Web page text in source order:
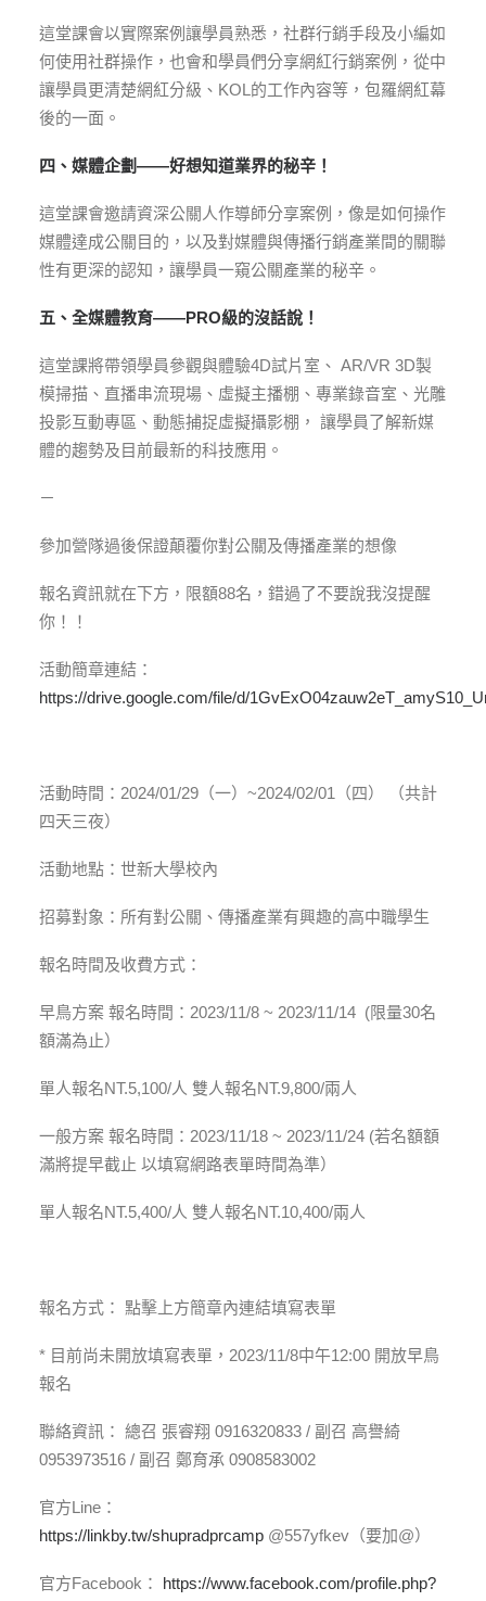
這堂課會以實際案例讓學員熟悉，社群行銷手段及小編如
何使用社群操作，也會和學員們分享網紅行銷案例，從中
讓學員更清楚網紅分級、KOL的工作內容等，包羅網紅幕
後的一面。
四、媒體企劃——好想知道業界的秘辛！
這堂課會邀請資深公關人作導師分享案例，像是如何操作
媒體達成公關目的，以及對媒體與傳播行銷產業間的關聯
性有更深的認知，讓學員一窺公關產業的秘辛。
五、全媒體教育——PRO級的沒話說！
這堂課將帶領學員參觀與體驗4D試片室、 AR/VR 3D製
模掃描、直播串流現場、虛擬主播棚、專業錄音室、光雕
投影互動專區、動態捕捉虛擬攝影棚， 讓學員了解新媒
體的趨勢及目前最新的科技應用。
－
參加營隊過後保證顛覆你對公關及傳播產業的想像
報名資訊就在下方，限額88名，錯過了不要說我沒提醒
你！！
活動簡章連結：
https://drive.google.com/file/d/
活動時間：2024/01/29（一）~2024/02/01（四） （共計
四天三夜）
活動地點：世新大學校內
招募對象：所有對公關、傳播產業有興趣的高中職學生
報名時間及收費方式：
早鳥方案 報名時間：2023/11/8 ~ 2023/11/14 (限量30名
額滿為止）
單人報名NT.5,100/人 雙人報名NT.9,800/兩人
一般方案 報名時間：2023/11/18 ~ 2023/11/24 (若名額額
滿將提早截止 以填寫網路表單時間為準）
單人報名NT.5,400/人 雙人報名NT.10,400/兩人
報名方式： 點擊上方簡章內連結填寫表單
* 目前尚未開放填寫表單，2023/11/8中午12:00 開放早鳥
報名
聯絡資訊： 總召 張睿翔 0916320833 / 副召 高譽綺
0953973516 / 副召 鄭育承 0908583002
官方Line：
https://linkby.tw/shupradprcamp @557yfkev（要加@）
官方Facebook： https://www.facebook.com/profile.php?